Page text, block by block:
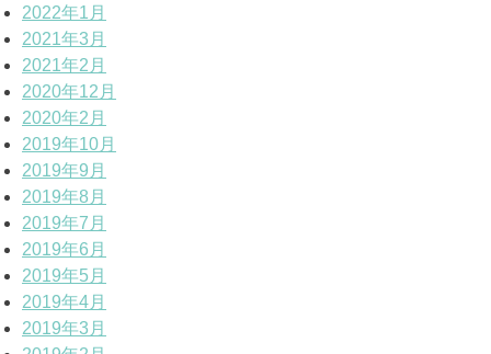
2022年1月
2021年3月
2021年2月
2020年12月
2020年2月
2019年10月
2019年9月
2019年8月
2019年7月
2019年6月
2019年5月
2019年4月
2019年3月